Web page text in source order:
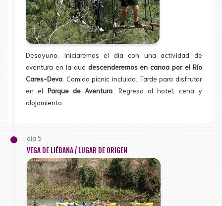
Desayuno. Iniciaremos el día con una actividad de
aventura en la que descenderemos en canoa por el Río
Cares-Deva . Comida picnic incluida. Tarde para disfrutar
en el Parque de Aventura . Regreso al hotel, cena y
alojamiento.
día 5
VEGA DE LIÉBANA / LUGAR DE ORIGEN